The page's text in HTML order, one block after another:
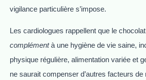
vigilance particulière s’impose.
Les cardiologues rappellent que le
complémentà une hygiène de vie saine,
physique régulière, alimentation variée et
ne saurait compenser d’autres facteurs de